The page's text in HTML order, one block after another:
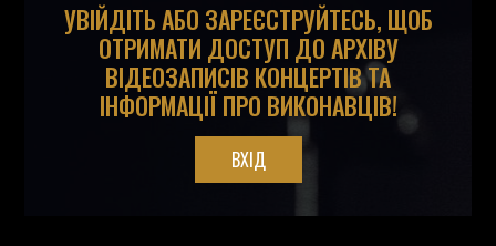
УВІЙДІТЬ АБО ЗАРЕЄСТРУЙТЕСЬ, ЩОБ
ОТРИМАТИ ДОСТУП ДО АРХІВУ
ВІДЕОЗАПИСІВ КОНЦЕРТІВ ТА
ІНФОРМАЦІЇ ПРО ВИКОНАВЦІВ!
ВХІД